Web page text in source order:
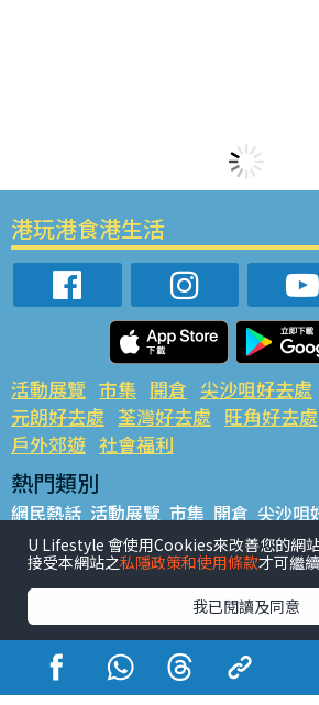
港玩港食港生活
活動展覽 市集 開倉 尖沙咀好去處
元朗好去處 荃灣好去處 旺角好去處
戶外郊遊 社會福利
熱門類別
網民熱話 活動展覽 市集 開倉 尖沙咀
銅鑼灣好去處 元朗好去處 荃灣好去處
餐廳情報 戶外郊遊
熱門標籤
#UGO搵好去處 #人氣活動推介 #美食
#親子玩樂好去處
#ULifestyle應用程式
#UJetso禮物放送
#ULifestyle商戶中心
U Lifestyle 會使用Cookies來改善您的網
接受本網站之私隱政策和使用條款才可繼
我已閱讀及同意